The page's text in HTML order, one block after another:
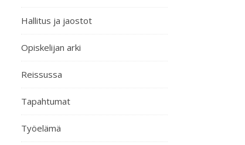
Hallitus ja jaostot
Opiskelijan arki
Reissussa
Tapahtumat
Työelämä